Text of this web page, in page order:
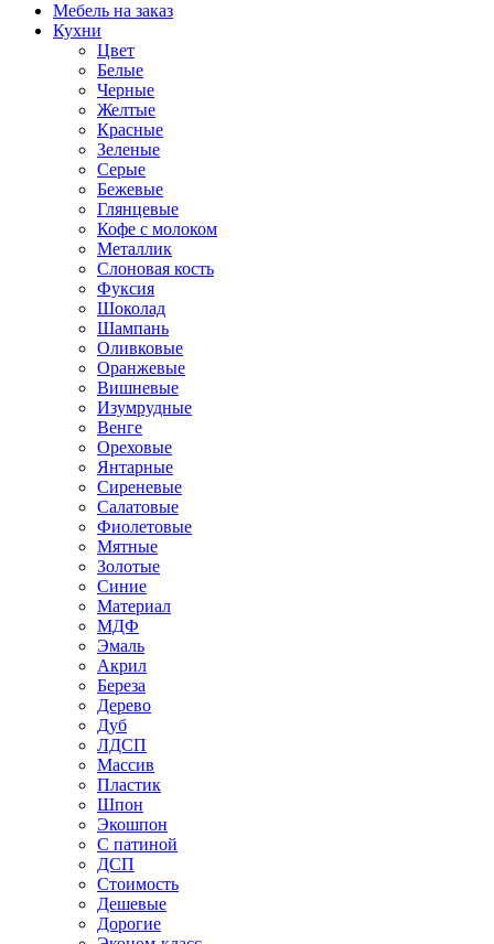
Мебель на заказ
Кухни
Цвет
Белые
Черные
Желтые
Красные
Зеленые
Серые
Бежевые
Глянцевые
Кофе с молоком
Металлик
Слоновая кость
Фуксия
Шоколад
Шампань
Оливковые
Оранжевые
Вишневые
Изумрудные
Венге
Ореховые
Янтарные
Сиреневые
Салатовые
Фиолетовые
Мятные
Золотые
Синие
Материал
МДФ
Эмаль
Акрил
Береза
Дерево
Дуб
ЛДСП
Массив
Пластик
Шпон
Экошпон
С патиной
ДСП
Стоимость
Дешевые
Дорогие